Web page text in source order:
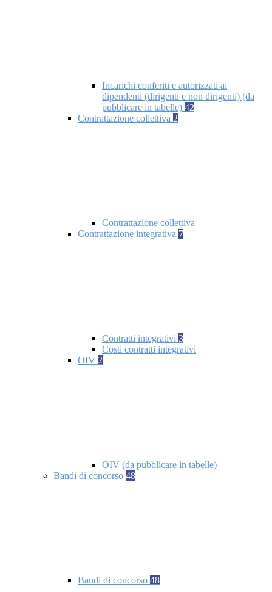
Incarichi conferiti e autorizzati ai
dipendenti (dirigenti e non dirigenti) (da
pubblicare in tabelle) 42
Contrattazione collettiva 2
Contrattazione collettiva
Contrattazione integrativa 7
Contratti integrativi 3
Costi contratti integrativi
OIV 2
OIV (da pubblicare in tabelle)
Bandi di concorso 48
Bandi di concorso 48